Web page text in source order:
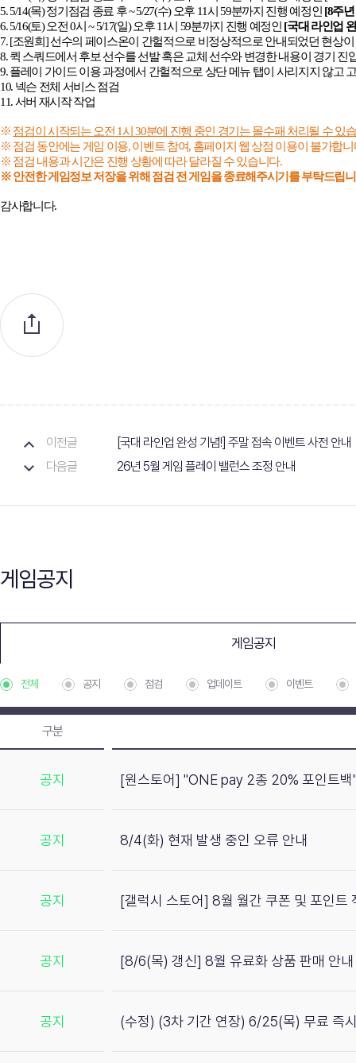
5. 5/14(목) 정기점검 종료 후 ~ 5/27(수) 오후 11시 59분까지 진행 예정인 [8주
6. 5/16(토) 오전 0시 ~ 5/17(일) 오후 11시 59분까지 진행 예정인 [국대 라인업
7. [조원희] 선수의 페이스온이 간헐적으로 비정상적으로 안내되었던 현상
8.퀵 스쿼드에서 후보 선수를 선발 혹은 교체 선수와 변경한 내용이 경기
9.플레이 가이드 이용 과정에서 간헐적으로 상단 메뉴 탭이 사리지지 않고
10. 넥슨 전체 서비스 점검
11.서버 재시작 작업
※ 점검이 시작되는 오전 1시 30분에 진행 중인 경기는 몰수패 처리될 수 있
※ 점검 동안에는 게임 이용, 이벤트 참여, 홈페이지 웹 상점 이용이 불가합니
※ 점검 내용과 시간은 진행 상황에 따라 달라질 수 있습니다.
※ 안전한 게임정보 저장을 위해 점검 전 게임을 종료해주시기를 부탁드립
감사합니다.
이전글
[국대 라인업 완성 기념!] 주말 접속 이벤트 사전 안내
다음글
26년 5월 게임 플레이 밸런스 조정 안내
게임공지
게임공지
전체 공지 점검 업데이트 이벤트
구분
공지 [원스토어] "ONE pay 2종 20% 포인트백
공지 8/4(화) 현재 발생 중인 오류 안내
공지 [갤럭시 스토어] 8월 월간 쿠폰 및 포인트
공지 [8/6(목) 갱신] 8월 유료화 상품 판매 안내
공지 (수정) (3차 기간 연장) 6/25(목) 무료 즉